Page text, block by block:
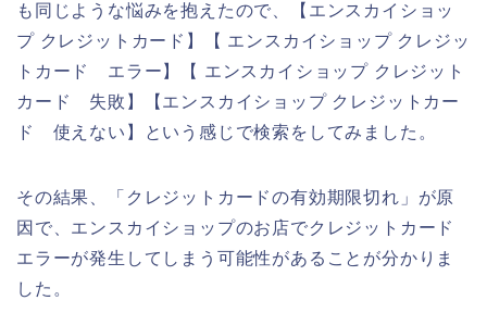
も同じような悩みを抱えたので、【エンスカイショッ
プ クレジットカード】【 エンスカイショップ クレジッ
トカード エラー】【 エンスカイショップ クレジット
カード 失敗】【エンスカイショップ クレジットカー
ド 使えない】という感じで検索をしてみました。
その結果、「クレジットカードの有効期限切れ」が原
因で、エンスカイショップのお店でクレジットカード
エラーが発生してしまう可能性があることが分かりま
した。